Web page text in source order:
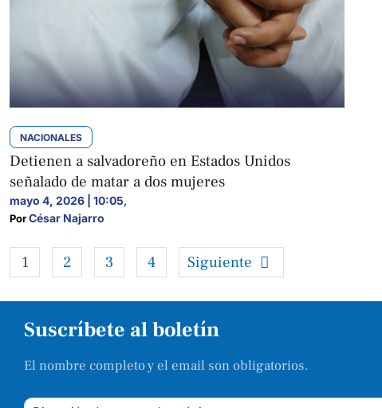
NACIONALES
Detienen a salvadoreño en Estados Unidos
señalado de matar a dos mujeres
mayo 4, 2026 | 10:05,
Por César Najarro
1 2 3 4 Siguiente
Suscríbete al boletín
El nombre completo y el email son obligatorios.